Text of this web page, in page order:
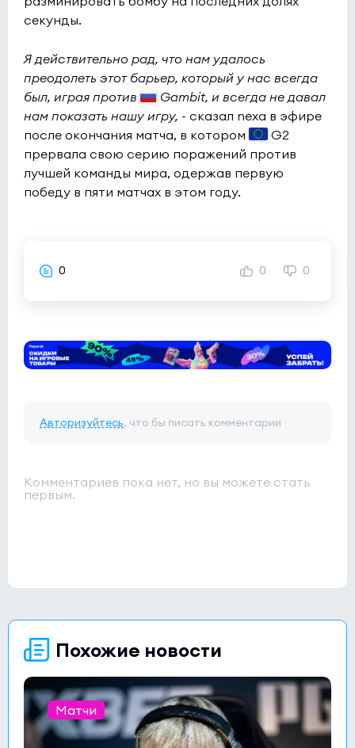
секунды.
Я действительно рад, что нам удалось
преодолеть этот барьер, который у нас всегда
был, играя против
Gambit, и всегда не давал
нам показать нашу игру, - сказал nexa в эфире
после окончания матча, в котором
G2
прервала свою серию поражений против
лучшей команды мира, одержав первую
победу в пяти матчах в этом году.
0 0 0
Авторизуйтесь, что бы писать комментарии
Комментариев пока нет, но вы можете стать
первым.
Похожие новости
Матчи